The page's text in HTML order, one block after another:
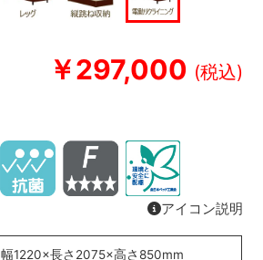
￥297,000
アイコン説明
幅1220×長さ2075×高さ850mm